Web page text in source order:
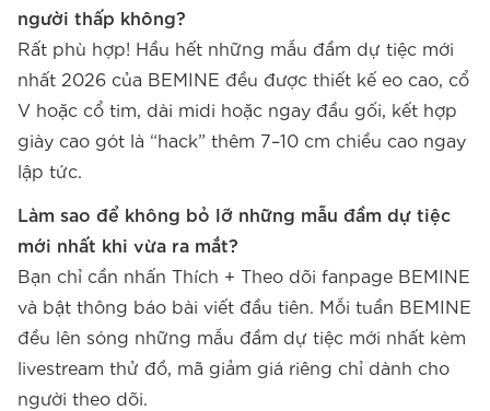
người thấp không?
Rất phù hợp! Hầu hết những mẫu đầm dự tiệc mới
nhất 2026 của BEMINE đều được thiết kế eo cao, cổ
V hoặc cổ tim, dài midi hoặc ngay đầu gối, kết hợp
giày cao gót là “hack” thêm 7–10 cm chiều cao ngay
lập tức.
Làm sao để không bỏ lỡ những mẫu đầm dự tiệc
mới nhất khi vừa ra mắt?
Bạn chỉ cần nhấn Thích + Theo dõi fanpage BEMINE
và bật thông báo bài viết đầu tiên. Mỗi tuần BEMINE
đều lên sóng những mẫu đầm dự tiệc mới nhất kèm
livestream thử đồ, mã giảm giá riêng chỉ dành cho
người theo dõi.